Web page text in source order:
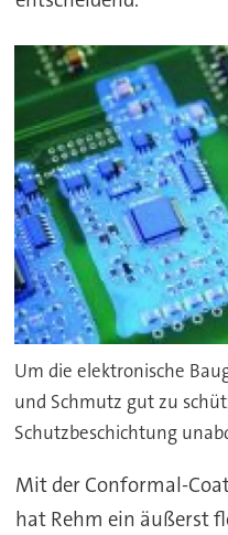
Um die elektronische
und Schmutz gut zu
Schutzbeschichtung
Mit der Conformal-
hat Rehm ein äußerst